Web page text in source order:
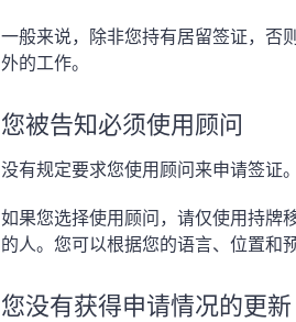
一般来说，除非您持有居留签证，否
外的工作。
您被告知必须使用顾问
没有规定要求您使用顾问来申请签证
如果您选择使用顾问，请仅使用持牌
的人。您可以根据您的语言、位置和
您没有获得申请情况的更新